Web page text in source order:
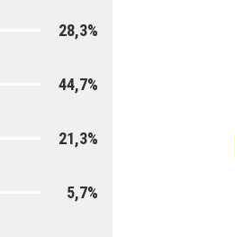
28,3%
44,7%
21,3%
5,7%